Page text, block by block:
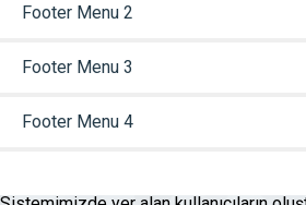
Footer Menu 2
Footer Menu 3
Footer Menu 4